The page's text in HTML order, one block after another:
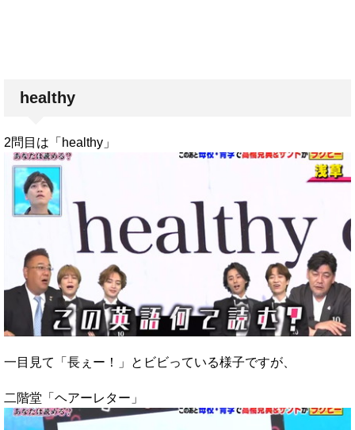
healthy
2問目は「healthy」
一目見て「長ぇー！」とビビっている様子ですが、
二階堂「ヘアーレター」